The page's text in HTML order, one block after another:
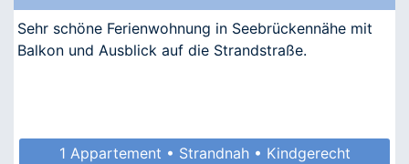
Sehr schöne Ferienwohnung in Seebrückennähe mit
Balkon und Ausblick auf die Strandstraße.
1 Appartement • Strandnah • Kindgerecht